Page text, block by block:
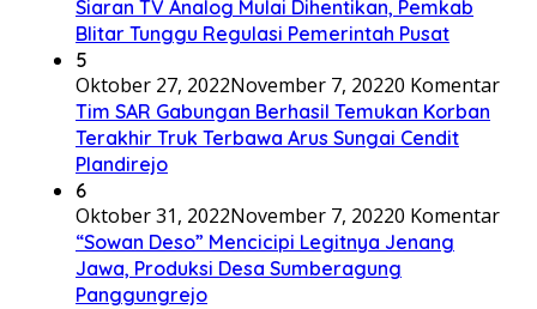
Siaran TV Analog Mulai Dihentikan, Pemkab
Blitar Tunggu Regulasi Pemerintah Pusat
5
Oktober 27, 2022November 7, 20220 Komentar
Tim SAR Gabungan Berhasil Temukan Korban
Terakhir Truk Terbawa Arus Sungai Cendit
Plandirejo
6
Oktober 31, 2022November 7, 20220 Komentar
“Sowan Deso” Mencicipi Legitnya Jenang
Jawa, Produksi Desa Sumberagung
Panggungrejo